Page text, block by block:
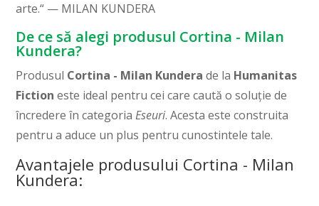
arte.“ — MILAN KUNDERA
De ce să alegi produsul Cortina - Milan
Kundera?
Produsul Cortina - Milan Kundera de la Humanitas
Fiction este ideal pentru cei care caută o soluție de
încredere în categoriaEseuri. Acesta este construita
pentru a aduce un plus pentru cunostintele tale.
Avantajele produsului Cortina - Milan
Kundera: